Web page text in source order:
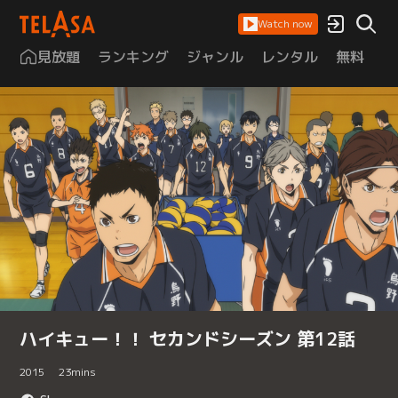
Watch now
見放題 ランキング ジャンル レンタル 無料
ハイキュー！！ セカンドシーズン 第12話
2015 23mins